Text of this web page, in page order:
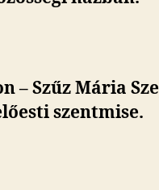
– Szűz Mária
szentmise.